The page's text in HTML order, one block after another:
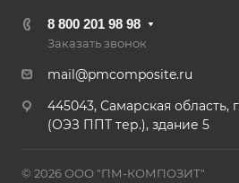
8 800 201 98 98
Заказать звонок
mail@pmcomposite.ru
445043, Самарская область,
(ОЭЗ ППТ тер.), здание 5
© 2026 ООО "ПМ-КОМПОЗИТ"